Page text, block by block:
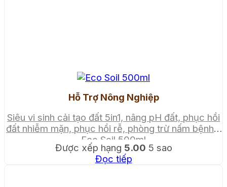
Hỗ Trợ Nông Nghiệp
Siêu vi sinh cải tạo đất 5in1, nâng pH đất, phục hồi
đất nhiễm mặn, phục hồi rễ, phòng trừ nấm bệnh –
Eco Soil 500ml
Được xếp hạng 5.00 5 sao
Đọc tiếp